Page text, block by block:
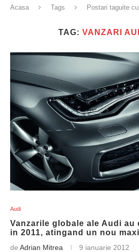
Acasa Tags Postari taguite
TAG: VANZARI
Audi
Vanzarile globale ale Audi au
in 2011, atingand un nou
de Adrian Mitrea 9 ianuarie 2012